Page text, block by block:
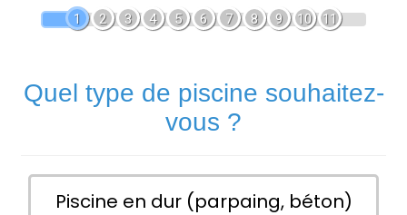
1 2 3 4 5 6 7 8 9 10 11
Quel type de piscine souhaitez-
vous ?
Piscine en dur (parpaing, béton)